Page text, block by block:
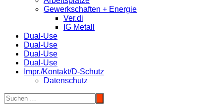
Gewerkschaften + Energie
Ver.di
IG Metall
Dual-Use
Dual-Use
Dual-Use
Dual-Use
Impr./Kontakt/D-Schutz
Datenschutz